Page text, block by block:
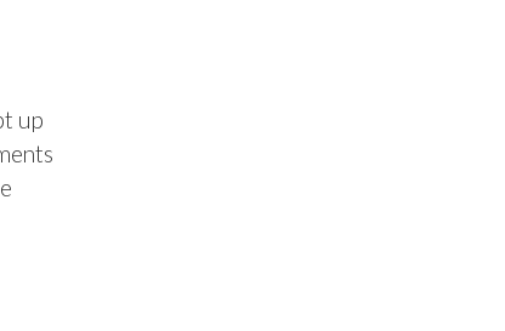
up